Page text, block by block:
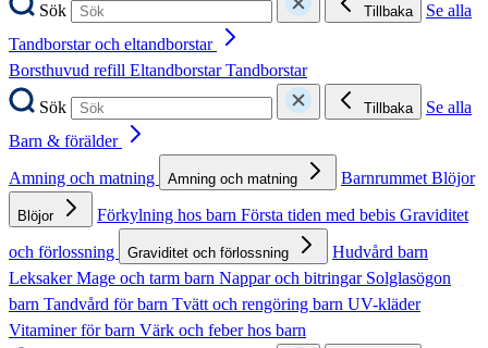
Sök
Tillbaka
Se alla
Tandborstar och eltandborstar
Borsthuvud refill EltandborstarTandborstar
Sök
Tillbaka
Se alla
Barn & förälder
Amning och matning
Amning och matning BarnrummetBlöjor
Blöjor Förkylning hos barn Första tiden med bebis Graviditet
och förlossning
Graviditet och förlossning
Hudvård barn
LeksakerMage och tarm barn Nappar och bitringar Solglasögon
barn Tandvård för barn Tvätt och rengöring barn UV-kläder
Vitaminer för barn Värk och feber hos barn